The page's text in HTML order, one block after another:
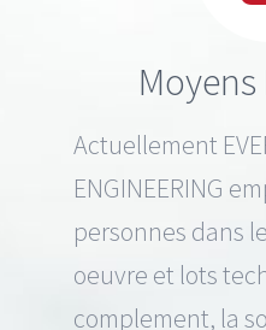
Actuellement
ENGINEERING
personnes dans
oeuvre et lots
complement, la